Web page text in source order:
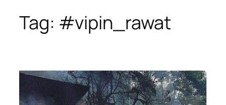
Tag: #vipin_rawat